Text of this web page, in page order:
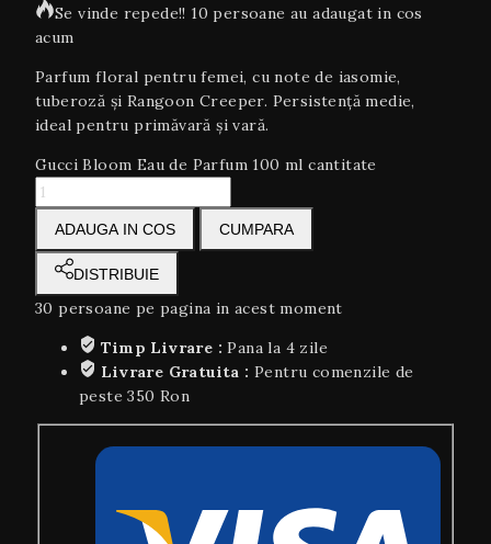
Se vinde repede!! 10 persoane au adaugat in cos
acum
Parfum floral pentru femei, cu note de iasomie,
tuberoză și Rangoon Creeper. Persistență medie,
ideal pentru primăvară și vară.
Gucci Bloom Eau de Parfum 100 ml cantitate
ADAUGA IN COS CUMPARA
DISTRIBUIE
30 persoane pe pagina in acest moment
Timp Livrare :Pana la 4 zile
Livrare Gratuita :Pentru comenzile de
peste 350 Ron